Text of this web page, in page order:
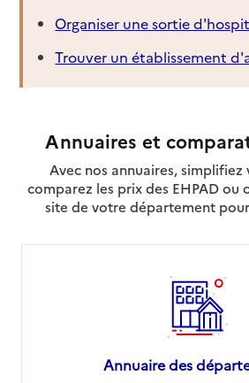
Organiser une sortie
Trouver un établissement
Annuaires et
Avec nos annuaires, simplifiez
comparez les prix des EHPAD ou
site de votre département
Annuaire des